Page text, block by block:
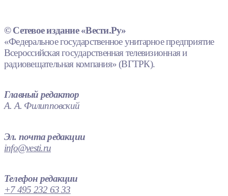
© Сетевое издание «Вести.Ру»
«Федеральное государственное унитарное предприятие
Всероссийская государственная телевизионная и
радиовещательная компания» (ВГТРК).
Главный редактор
А. А. Филипповский
Эл. почта редакции
info@vesti.ru
Телефон редакции
+7 495 232 63 33